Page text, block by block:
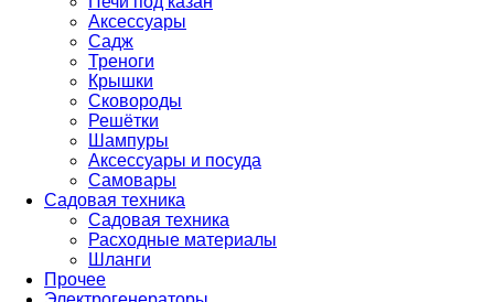
Аксессуары
Садж
Треноги
Крышки
Сковороды
Решётки
Шампуры
Аксессуары и посуда
Самовары
Садовая техника
Садовая техника
Расходные материалы
Шланги
Прочее